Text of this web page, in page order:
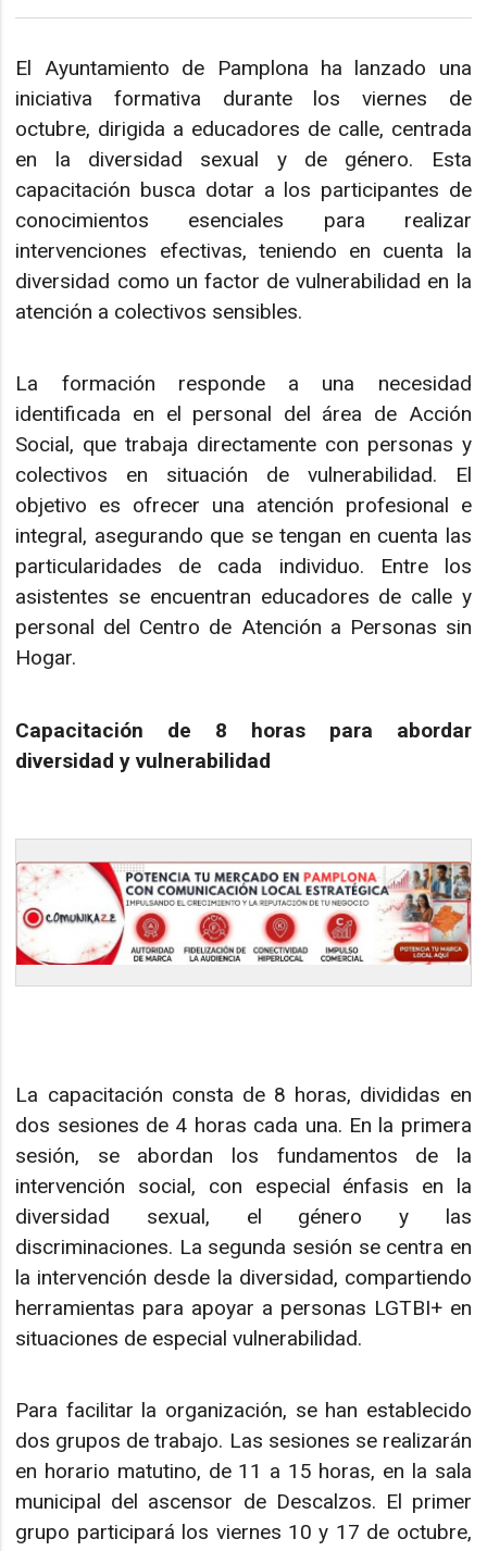
El Ayuntamiento de Pamplona ha lanzado una
iniciativa formativa durante los viernes de
octubre, dirigida a educadores de calle, centrada
en la diversidad sexual y de género. Esta
capacitación busca dotar a los participantes de
conocimientos esenciales para realizar
intervenciones efectivas, teniendo en cuenta la
diversidad como un factor de vulnerabilidad en la
atención a colectivos sensibles.
La formación responde a una necesidad
identificada en el personal del área de Acción
Social, que trabaja directamente con personas y
colectivos en situación de vulnerabilidad. El
objetivo es ofrecer una atención profesional e
integral, asegurando que se tengan en cuenta las
particularidades de cada individuo. Entre los
asistentes se encuentran educadores de calle y
personal del Centro de Atención a Personas sin
Hogar.
Capacitación de 8 horas para abordar
diversidad y vulnerabilidad
La capacitación consta de 8 horas, divididas en
dos sesiones de 4 horas cada una. En la primera
sesión, se abordan los fundamentos de la
intervención social, con especial énfasis en la
diversidad sexual, el género y las
discriminaciones. La segunda sesión se centra en
la intervención desde la diversidad, compartiendo
herramientas para apoyar a personas LGTBI+ en
situaciones de especial vulnerabilidad.
Para facilitar la organización, se han establecido
dos grupos de trabajo. Las sesiones se realizarán
en horario matutino, de 11 a 15 horas, en la sala
municipal del ascensor de Descalzos. El primer
grupo participará los viernes 10 y 17 de octubre,